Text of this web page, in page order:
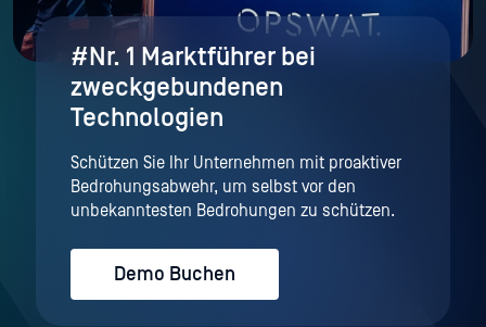
#Nr. 1 Marktführer bei
zweckgebundenen
Technologien
Schützen Sie Ihr Unternehmen mit proaktiver
Bedrohungsabwehr, um selbst vor den
unbekanntesten Bedrohungen zu schützen.
Demo Buchen